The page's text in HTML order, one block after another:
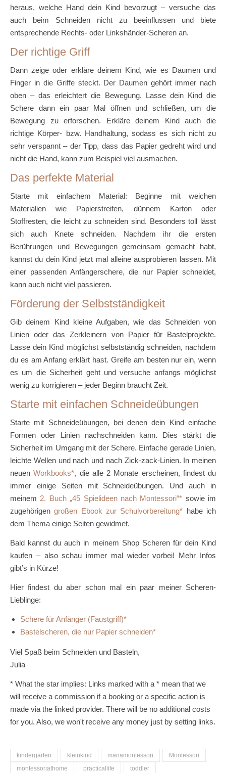
heraus, welche Hand dein Kind bevorzugt – versuche das
auch beim Schneiden nicht zu beeinflussen und biete
entsprechende Rechts- oder Linkshänder-Scheren an.
Der richtige Griff
Dann zeige oder erkläre deinem Kind, wie es Daumen und
Finger in die Griffe steckt. Der Daumen gehört immer nach
oben – das erleichtert die Bewegung. Lasse dein Kind die
Schere dann ein paar Mal öffnen und schließen, um die
Bewegung zu erforschen. Erkläre deinem Kind auch die
richtige Körper- bzw. Handhaltung, sodass es sich nicht zu
sehr verspannt – der Tipp, dass das Papier gedreht wird und
nicht die Hand, kann zum Beispiel viel ausmachen.
Das perfekte Material
Starte mit einfachem Material: Beginne mit weichen
Materialien wie Papierstreifen, dünnem Karton oder
Stoffresten, die leicht zu schneiden sind. Besonders toll lässt
sich auch Knete schneiden. Nachdem ihr die ersten
Berührungen und Bewegungen gemeinsam gemacht habt,
kannst du dein Kind jetzt mal alleine ausprobieren lassen. Mit
einer passenden Anfängerschere, die nur Papier schneidet,
kann auch nicht viel passieren.
Förderung der Selbstständigkeit
Gib deinem Kind kleine Aufgaben, wie das Schneiden von
Linien oder das Zerkleinern von Papier für Bastelprojekte.
Lasse dein Kind möglichst selbstständig schneiden, nachdem
du es am Anfang erklärt hast. Greife am besten nur ein, wenn
es um die Sicherheit geht und versuche anfangs möglichst
wenig zu korrigieren – jeder Beginn braucht Zeit.
Starte mit einfachen Schneideübungen
Starte mit Schneideübungen, bei denen dein Kind einfache
Formen oder Linien nachschneiden kann. Dies stärkt die
Sicherheit im Umgang mit der Schere. Einfache gerade Linien,
leichte Wellen und nach und nach Zick-zack-Linien. In meinen
neuenWorkbooks , die alle 2 Monate erscheinen, findest du
immer einige Seiten mit Schneideübungen. Und auch in
meinem 2. Buch „45 Spielideen nach Montessori“
sowie im
zugehörigengroßen Ebook zur Schulvorbereitung
habe ich
dem Thema einige Seiten gewidmet.
Bald kannst du auch in meinem Shop Scheren für dein Kind
kaufen – also schau immer mal wieder vorbei! Mehr Infos
gibt’s in Kürze!
Hier findest du aber schon mal ein paar meiner Scheren-
Lieblinge:
Schere für Anfänger (Faustgriff)
Bastelscheren, die nur Papier schneiden
Viel Spaß beim Schneiden und Basteln,
Julia
* What the star implies: Links marked with a * mean that we
will receive a commission if a booking or a specific action is
made via the linked provider. There will be no additional costs
for you. Also, we won't receive any money just by setting links.
kindergarten kleinkind mariamontessori
Montessori
montessoriathome
practicallife toddler